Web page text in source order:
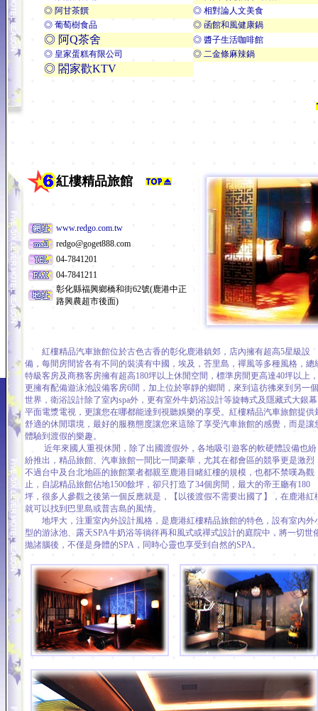
◎ 阿甘茶饌
◎ 相對論人文美食
◎ 葡萄樹食品
◎ 函館和風健康鍋
◎ 阿Q茶舍
◎ 醬子生活咖啡館
◎ 皇家蛋糕有限公司
◎ 二金條麻辣鍋
◎ 閤家歡KTV
紅樓精品旅館
www.redgo.com.tw
redgo@goget888.com
04-7841201
04-7841211
彰化縣福興鄉橋和街62號(鹿港中正
路興農超市後面)
紅樓精品汽車旅館位於古色古香的彰化鹿港鎮郊，店內擁有超高5星級設
備，每間房間皆各有不同的裝潢有中國，埃及，荅里島，禪風等多種風格，總
特級客房及商務客房擁有超高180坪以上休閒空間，標準房間更高達40坪以上，
更擁有配備遊泳池設備客房6間，加上位於寧靜的鄉間，來到這彷彿來到另一個
世界，衛浴設計除了室內spa外，更有室外牛奶浴設計等旋轉式及隱藏式大銀幕
平面電漿電視，更讓您在哪都能達到視聽娛樂的享受。紅樓精品汽車旅館提供
舒適的休閒環境，最好的服務態度讓您來這除了享受汽車旅館的感覺，而是讓
體驗到渡假的樂趣。
近年來國人重視休閒，除了出國渡假外，各地吸引遊客的軟硬體設備也紛
紛推出，精品旅館、汽車旅館一間比一間豪華，尤其在都會區的競爭更是激烈
不過台中及台北地區的旅館業者都親至鹿港目睹紅樓的規模，也都不禁嘆為觀
止，自認精品旅館佔地1500餘坪，卻只打造了34個房間，最大的帝王廳有180
坪，很多人參觀之後第一個反應就是，【以後渡假不需要出國了】，在鹿港紅
就可以找到巴里島或普吉島的風情。
地坪大，注重室內外設計風格，是鹿港紅樓精品旅館的特色，設有室內外
型的游泳池、露天SPA牛奶浴等徜徉再和風式或禪式設計的庭院中，將一切世
拋諸腦後，不僅是身體的SPA，同時心靈也享受到自然的SPA。